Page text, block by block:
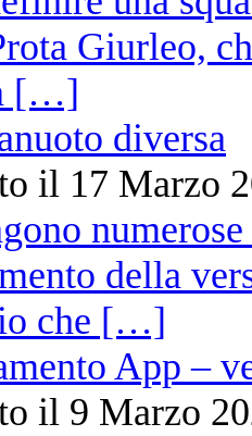
diversa
il 17 Marzo
App –
il 9 Marzo